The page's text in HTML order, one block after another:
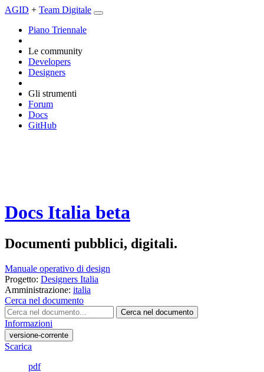
AGID + Team Digitale
Piano Triennale
Le community
Developers
Designers
Gli strumenti
Forum
Docs
GitHub
Docs Italia beta
Documenti pubblici, digitali.
Manuale operativo di design
Progetto: Designers Italia
Amministrazione: italia
Cerca nel documento
Cerca nel documento
Informazioni
versione-corrente
Scarica
pdf